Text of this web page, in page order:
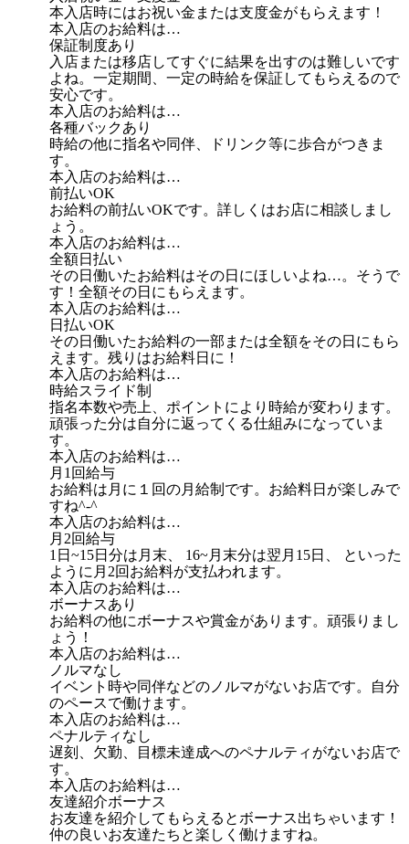
本入店時にはお祝い金または支度金がもらえます！
本入店のお給料は…
保証制度あり
入店または移店してすぐに結果を出すのは難しいです
よね。一定期間、一定の時給を保証してもらえるので
安心です。
本入店のお給料は…
各種バックあり
時給の他に指名や同伴、ドリンク等に歩合がつきま
す。
本入店のお給料は…
前払いOK
お給料の前払いOKです。詳しくはお店に相談しまし
ょう。
本入店のお給料は…
全額日払い
その日働いたお給料はその日にほしいよね…。そうで
す！全額その日にもらえます。
本入店のお給料は…
日払いOK
その日働いたお給料の一部または全額をその日にもら
えます。残りはお給料日に！
本入店のお給料は…
時給スライド制
指名本数や売上、ポイントにより時給が変わります。
頑張った分は自分に返ってくる仕組みになっていま
す。
本入店のお給料は…
月1回給与
お給料は月に１回の月給制です。お給料日が楽しみで
すね^-^
本入店のお給料は…
月2回給与
1日~15日分は月末、 16~月末分は翌月15日、 といった
ように月2回お給料が支払われます。
本入店のお給料は…
ボーナスあり
お給料の他にボーナスや賞金があります。頑張りまし
ょう！
本入店のお給料は…
ノルマなし
イベント時や同伴などのノルマがないお店です。自分
のペースで働けます。
本入店のお給料は…
ペナルティなし
遅刻、欠勤、目標未達成へのペナルティがないお店で
す。
本入店のお給料は…
友達紹介ボーナス
お友達を紹介してもらえるとボーナス出ちゃいます！
仲の良いお友達たちと楽しく働けますね。